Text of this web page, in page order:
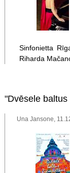
Sinfonietta
Riharda
"Dvēsele
Una Jansone,